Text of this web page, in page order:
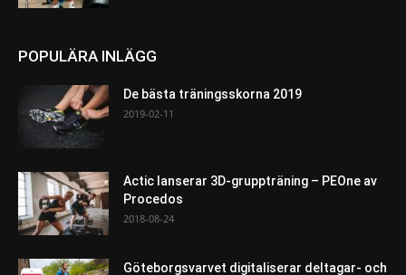
POPULÄRA INLÄGG
De bästa träningsskorna 2019
2019-02-11
Actic lanserar 3D-gruppträning – PEOne av
Procedos
2018-08-24
Göteborgsvarvet digitaliserar deltagar- och